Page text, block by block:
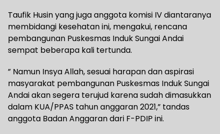
Taufik Husin yang juga anggota komisi IV diantaranya
membidangi kesehatan ini, mengakui, rencana
pembangunan Puskesmas Induk Sungai Andai
sempat beberapa kali tertunda.
” Namun Insya Allah, sesuai harapan dan aspirasi
masyarakat pembangunan Puskesmas Induk Sungai
Andai akan segera terujud karena sudah dimasukkan
dalam KUA/PPAS tahun anggaran 2021,” tandas
anggota Badan Anggaran dari F-PDIP ini.